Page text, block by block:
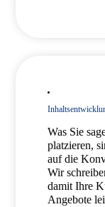
Was Sie
platzieren,
auf die
Wir
damit Ihre
Angebote